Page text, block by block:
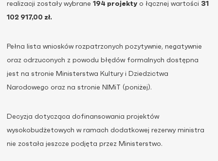
realizacji zostały wybrane 194 projekty o łącznej wartości 31
102 917,00 zł.
Pełna lista wniosków rozpatrzonych pozytywnie, negatywnie
oraz odrzuconych z powodu błędów formalnych dostępna
jest na stronie Ministerstwa Kultury i Dziedzictwa
Narodowego oraz na stronie NIMiT (poniżej).
Decyzja dotycząca dofinansowania projektów
wysokobudżetowych w ramach dodatkowej rezerwy ministra
nie została jeszcze podjęta przez Ministerstwo.